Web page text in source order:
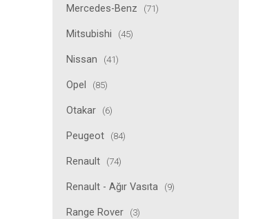
Mercedes-Benz (71)
Mitsubishi (45)
Nissan (41)
Opel (85)
Otakar (6)
Peugeot (84)
Renault (74)
Renault - Ağır Vasıta (9)
Range Rover (3)